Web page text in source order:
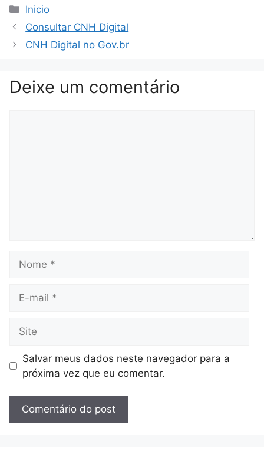
Categorias
Inicio
Consultar CNH Digital
CNH Digital no Gov.br
Deixe um comentário
mail
Salvar meus dados neste navegador para a
próxima vez que eu comentar.